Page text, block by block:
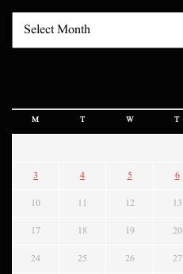
M T W T
3 4 5 6
10 11 12 13
17 18 19 20
24 25 26 27